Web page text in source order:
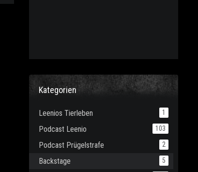
Kategorien
Leenios Tierleben 1
Podcast Leenio 103
Podcast Prügelstrafe 2
Backstage 5